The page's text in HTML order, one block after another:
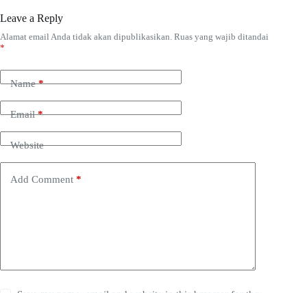
Leave a Reply
Alamat email Anda tidak akan dipublikasikan. Ruas yang wajib ditandai
*
Name*
Email*
Website
Add Comment *